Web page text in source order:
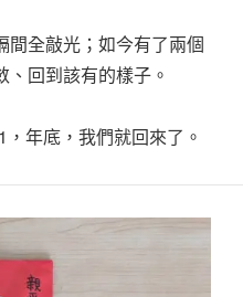
間全敲光；如今有了兩個
回到該有的樣子。
年底，我們就回來了。